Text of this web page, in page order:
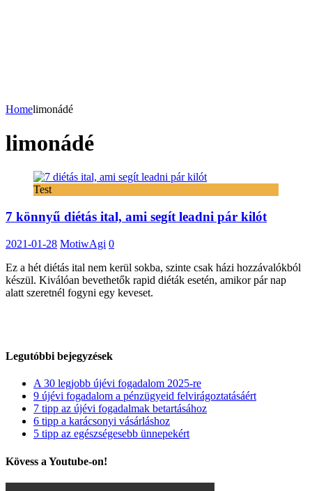
Homelimonádé
limonádé
Test
7 könnyű diétás ital, ami segít leadni pár kilót
2021-01-28 MotiwAgi 0
Ez a hét diétás ital nem kerül sokba, szinte csak házi hozzávalókból
készül. Kiválóan bevethetők rapid diéták esetén, amikor pár nap
alatt szeretnél fogyni egy keveset.
Legutóbbi bejegyzések
A 30 legjobb újévi fogadalom 2025-re
9 újévi fogadalom a pénzügyeid felvirágoztatásáért
7 tipp az újévi fogadalmak betartásához
6 tipp a karácsonyi vásárláshoz
5 tipp az egészségesebb ünnepekért
Kövess a Youtube-on!